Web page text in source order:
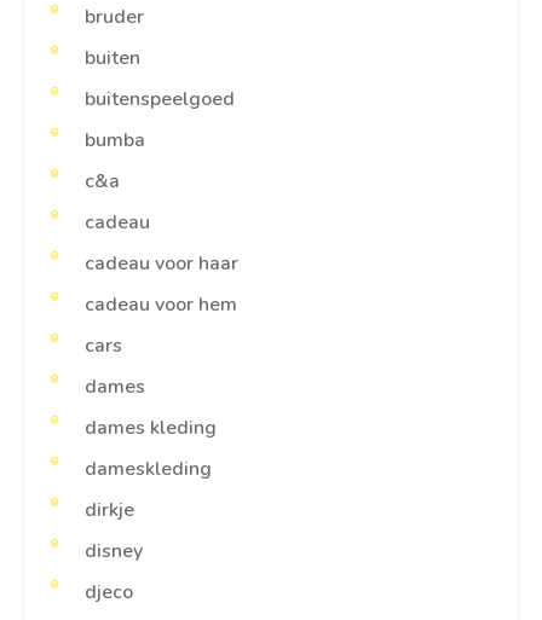
bruder
buiten
buitenspeelgoed
bumba
c&a
cadeau
cadeau voor haar
cadeau voor hem
cars
dames
dames kleding
dameskleding
dirkje
disney
djeco